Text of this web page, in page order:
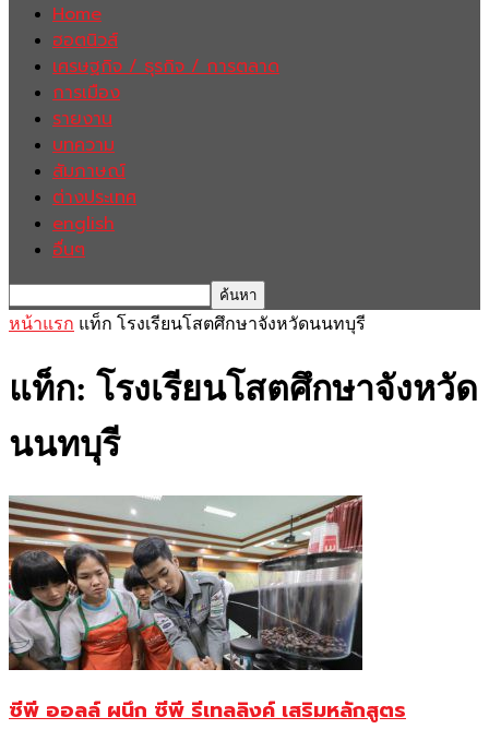
Home
ฮอตนิวส์
เศรษฐกิจ / ธุรกิจ / การตลาด
การเมือง
รายงาน
บทความ
สัมภาษณ์
ต่างประเทศ
english
อื่นๆ
หน้าแรก แท็ก โรงเรียนโสตศึกษาจังหวัดนนทบุรี
แท็ก: โรงเรียนโสตศึกษาจังหวัด
นนทบุรี
ซีพี ออลล์ ผนึก ซีพี รีเทลลิงค์ เสริมหลักสูตร